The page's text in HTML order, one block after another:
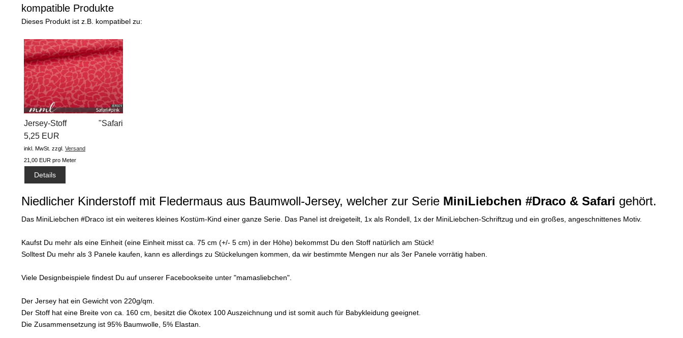
kompatible Produkte
Dieses Produkt ist z.B. kompatibel zu:
Jersey-Stoff "Safari
#pink"...
5,25 EUR
inkl. MwSt. zzgl. Versand
21,00 EUR pro Meter
Details
Niedlicher Kinderstoff mit Fledermaus aus Baumwoll-Jersey, welcher zur Serie MiniLiebchen #Draco & Safari gehört.
Das MiniLiebchen #Draco ist ein weiteres kleines Kostüm-Kind einer ganze Serie. Das Panel ist dreigeteilt, 1x als Rondell, 1x der MiniLiebchen-Schriftzug und ein großes, angeschnittenes Motiv.
Kaufst Du mehr als eine Einheit (eine Einheit misst ca. 75 cm (+/- 5 cm) in der Höhe) bekommst Du den Stoff natürlich am Stück!
Solltest Du mehr als 3 Panele kaufen, kann es allerdings zu Stückelungen kommen, da wir bestimmte Mengen nur als 3er Panele vorrätig haben.
Viele Designbeispiele findest Du auf unserer Facebookseite unter "mamasliebchen".
Der Jersey hat ein Gewicht von 220g/qm.
Der Stoff hat eine Breite von ca. 160 cm, besitzt die Ökotex 100 Auszeichnung und ist somit auch für Babykleidung geeignet.
Die Zusammensetzung ist 95% Baumwolle, 5% Elastan.